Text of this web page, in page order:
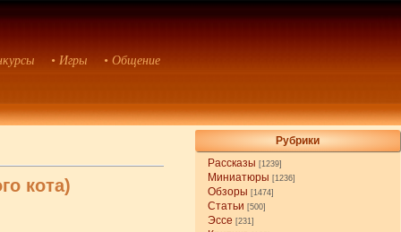
• Игры • Общение
Рубрики
Рассказы [1239]
Миниатюры [1236]
Обзоры [1474]
Статьи [500]
Эссе [231]
кота)